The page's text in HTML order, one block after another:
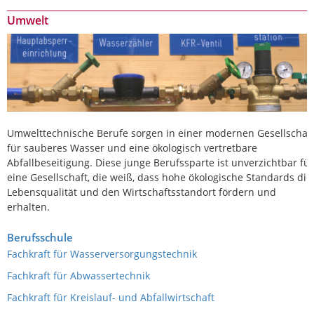
Umwelt
Umwelttechnische Berufe sorgen in einer modernen Gesellschaft
für sauberes Wasser und eine ökologisch vertretbare
Abfallbeseitigung. Diese junge Berufssparte ist unverzichtbar für
eine Gesellschaft, die weiß, dass hohe ökologische Standards die
Lebensqualität und den Wirtschaftsstandort fördern und
erhalten.
Berufsschule
Fachkraft für Wasserversorgungstechnik
Fachkraft für Abwassertechnik
Fachkraft für Kreislauf- und Abfallwirtschaft